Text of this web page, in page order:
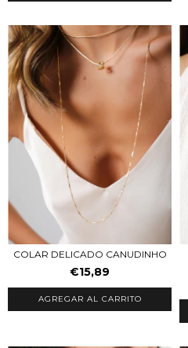
COLAR DELICADO CANUDINHO
€15,89
AGREGAR AL CARRITO